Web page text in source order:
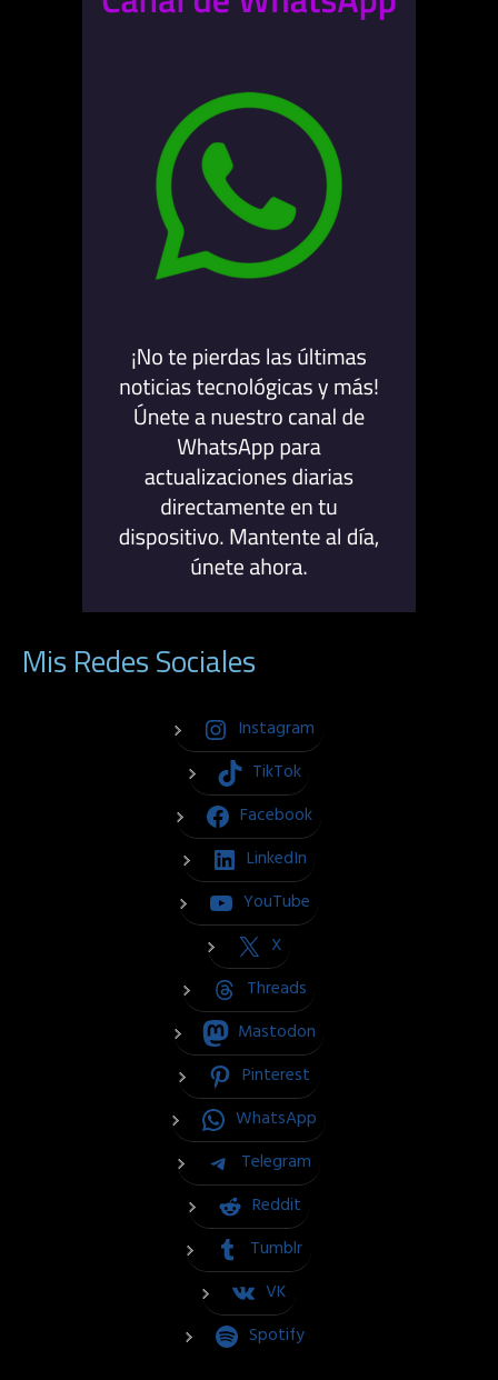
Mis Redes Sociales
Instagram
TikTok
Facebook
LinkedIn
YouTube
X
Threads
Mastodon
Pinterest
WhatsApp
Telegram
Reddit
Tumblr
VK
Spotify